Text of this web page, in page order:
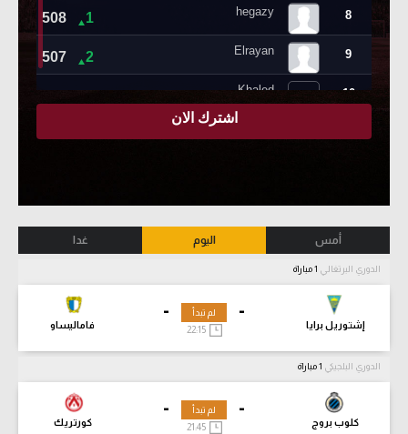
أمس اليوم غدا
الدوري البرتغالي
-
إشتوريل برايا
-
فاماليساو
لم تبدأ
22:15
الدوري البلجيكي
-
كلوب بروج
-
كورتريك
لم تبدأ
21:45